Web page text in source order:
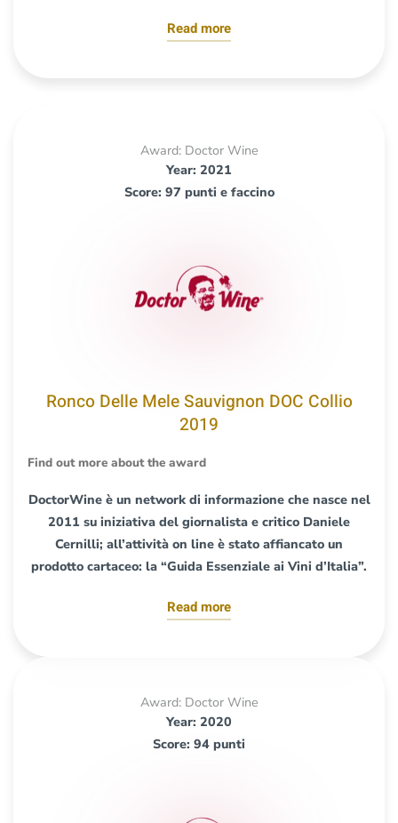
Read more
Award: Doctor Wine
Year: 2021
Score: 97 punti e faccino
Ronco Delle Mele Sauvignon DOC Collio
2019
Find out more about the award
DoctorWine è un network di informazione che nasce nel
2011 su iniziativa del giornalista e critico Daniele
Cernilli; all’attività on line è stato affiancato un
prodotto cartaceo: la “Guida Essenziale ai Vini d’Italia”.
Read more
Award: Doctor Wine
Year: 2020
Score: 94 punti